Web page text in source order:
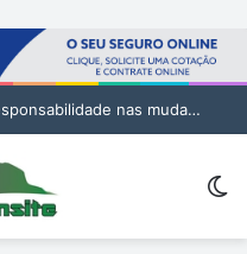
A naturalidade, o mérito e a responsabilidade nas mudanças na Administração Pública